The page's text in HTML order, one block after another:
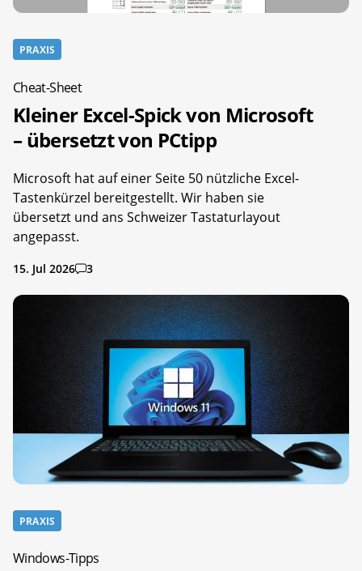
PRAXIS
Cheat-Sheet
Kleiner Excel-Spick von Microsoft
– übersetzt von PCtipp
Microsoft hat auf einer Seite 50 nützliche Excel-
Tastenkürzel bereitgestellt. Wir haben sie
übersetzt und ans Schweizer Tastaturlayout
angepasst.
15. Jul 2026 3
PRAXIS
Windows-Tipps